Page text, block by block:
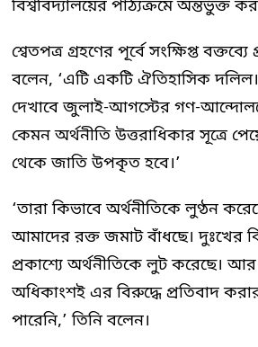
বিশ্ববিদ্যালয়ের পাঠ্যক্রমে অন্তর্ভুক্ত
শ্বেতপত্র গ্রহণের পূর্বে সংক্ষিপ্ত বক্তব্যে
বলেন, ‘এটি একটি ঐতিহাসিক
দেখাবে জুলাই-আগস্টের গণ-
কেমন অর্থনীতি উত্তরাধিকার সূত্রে
থেকে জাতি উপকৃত হবে।’
‘তারা কিভাবে অর্থনীতিকে লুণ্ঠন
আমাদের রক্ত জমাট বাঁধছে। দুঃখের
প্রকাশ্যে অর্থনীতিকে লুট করেছে।
অধিকাংশই এর বিরুদ্ধে প্রতিবাদ
পারেনি,’ তিনি বলেন।